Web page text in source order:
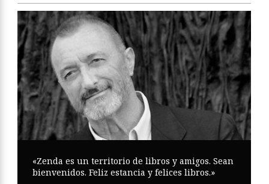
«Zenda es un territorio de libros y amigos. Sean
bienvenidos. Feliz estancia y felices libros.»